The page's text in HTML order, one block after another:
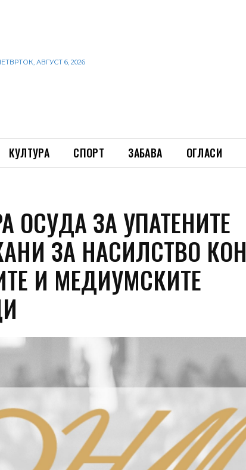
АВГУСТ 6, 2026
КУЛТУРА СПОРТ ЗАБАВА ОГЛАСИ
ОСУДА ЗА УПАТЕНИТЕ
ЗА НАСИЛСТВО КОН
И МЕДИУМСКИТЕ